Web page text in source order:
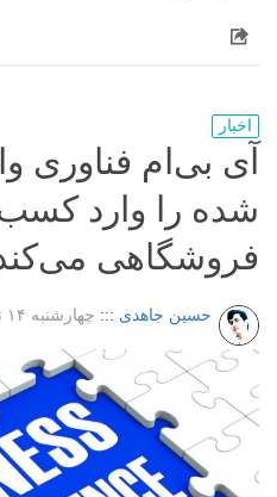
اخبار
آی بی‌ام فناوری
شده را وارد
فروشگاهی
حسین جاهدی ::: چهارشنبه ۱۴ تیر ۹۱